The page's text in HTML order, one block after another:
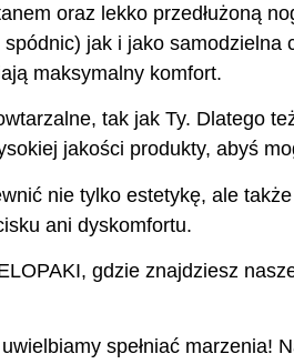
oraz lekko przedłużoną
jak i jako
maksymalny komfort.
tak jak Ty. Dlatego
jakości produkty, abyś
nie tylko estetykę, ale
ani dyskomfortu.
gdzie znajdziesz
spełniać